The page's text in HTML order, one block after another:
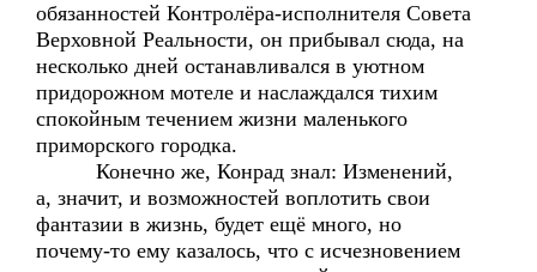
обязанностей Контролёра-исполнителя Совета
Верховной Реальности, он прибывал сюда, на
несколько дней останавливался в уютном
придорожном мотеле и наслаждался тихим
спокойным течением жизни маленького
приморского городка.
Конечно же, Конрад знал: Изменений,
а, значит, и возможностей воплотить свои
фантазии в жизнь, будет ещё много, но
почему-то ему казалось, что с исчезновением